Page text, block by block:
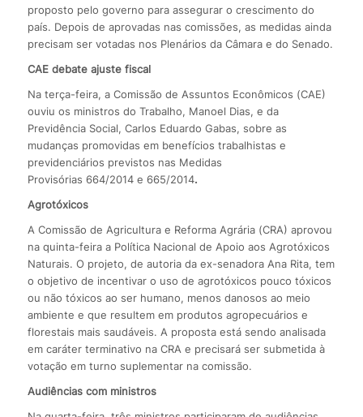
proposto pelo governo para assegurar o crescimento do
país. Depois de aprovadas nas comissões, as medidas ainda
precisam ser votadas nos Plenários da Câmara e do Senado.
CAE debate ajuste fiscal
Na terça-feira, a Comissão de Assuntos Econômicos (CAE)
ouviu os ministros do Trabalho, Manoel Dias, e da
Previdência Social, Carlos Eduardo Gabas, sobre as
mudanças promovidas em benefícios trabalhistas e
previdenciários previstos nas Medidas
Provisórias 664/2014 e 665/2014.
Agrotóxicos
A Comissão de Agricultura e Reforma Agrária (CRA) aprovou
na quinta-feira a Política Nacional de Apoio aos Agrotóxicos
Naturais. O projeto, de autoria da ex-senadora Ana Rita, tem
o objetivo de incentivar o uso de agrotóxicos pouco tóxicos
ou não tóxicos ao ser humano, menos danosos ao meio
ambiente e que resultem em produtos agropecuários e
florestais mais saudáveis. A proposta está sendo analisada
em caráter terminativo na CRA e precisará ser submetida à
votação em turno suplementar na comissão.
Audiências com ministros